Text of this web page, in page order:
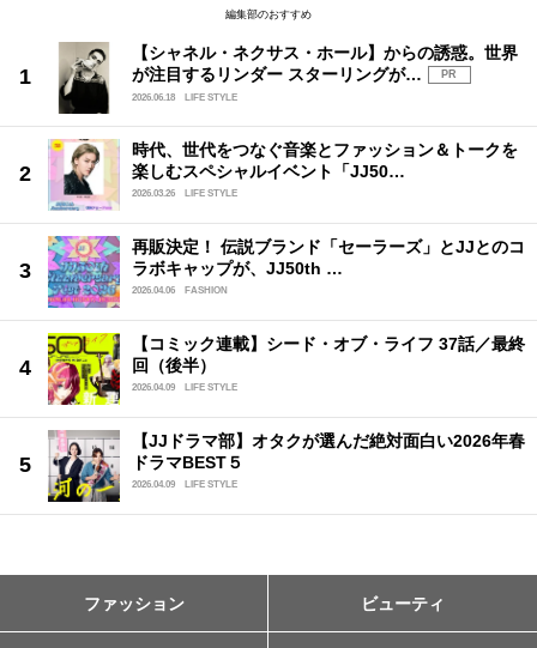
編集部のおすすめ
【シャネル・ネクサス・ホール】からの誘惑。世界
が注目するリンダー スターリングが…
PR
2026.06.18
LIFE STYLE
時代、世代をつなぐ音楽とファッション＆トークを
楽しむスペシャルイベント「JJ50…
2026.03.26 LIFE STYLE
再販決定！ 伝説ブランド「セーラーズ」とJJとのコ
ラボキャップが、JJ50th …
2026.04.06 FASHION
【コミック連載】シード・オブ・ライフ 37話／最終
回（後半）
2026.04.09 LIFE STYLE
【JJドラマ部】オタクが選んだ絶対面白い2026年春
ドラマBEST５
2026.04.09 LIFE STYLE
ファッション ビューティ